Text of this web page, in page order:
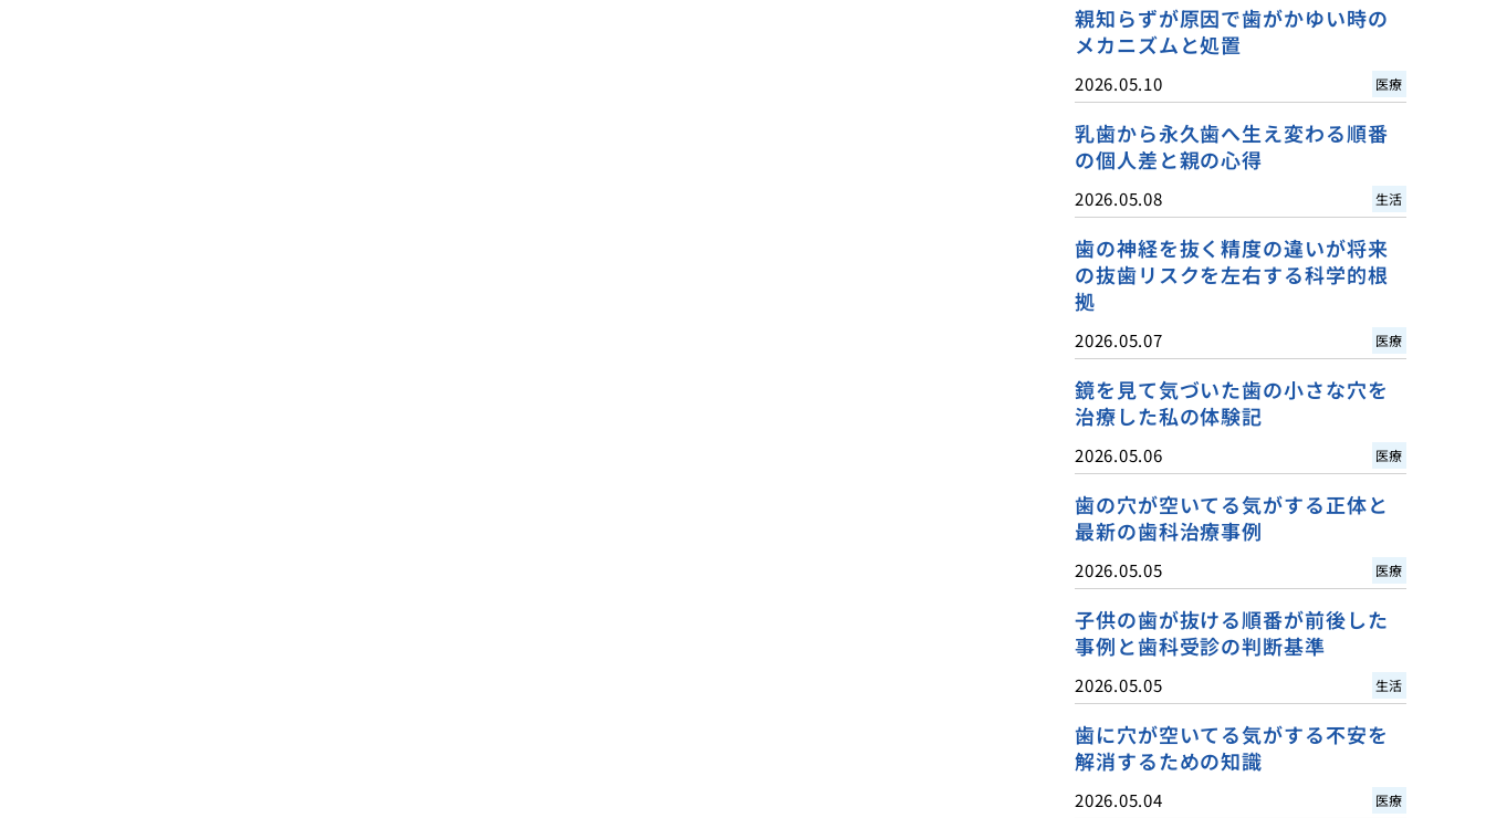
親知らずが原因で歯がかゆい時の
メカニズムと処置
2026.05.10 医療
乳歯から永久歯へ生え変わる順番
の個人差と親の心得
2026.05.08 生活
歯の神経を抜く精度の違いが将来
の抜歯リスクを左右する科学的根
拠
2026.05.07 医療
鏡を見て気づいた歯の小さな穴を
治療した私の体験記
2026.05.06 医療
歯の穴が空いてる気がする正体と
最新の歯科治療事例
2026.05.05 医療
子供の歯が抜ける順番が前後した
事例と歯科受診の判断基準
2026.05.05 生活
歯に穴が空いてる気がする不安を
解消するための知識
2026.05.04 医療